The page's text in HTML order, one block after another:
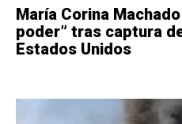
María Corina
poder” tras captura
Estados Unidos